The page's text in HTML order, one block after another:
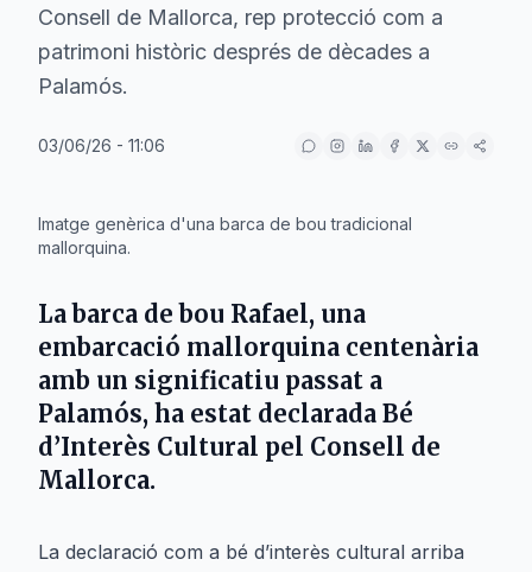
Consell de Mallorca, rep protecció com a
patrimoni històric després de dècades a
Palamós.
03/06/26 - 11:06
Imatge genèrica d'una barca de bou tradicional
mallorquina.
La barca de bou Rafael, una
embarcació mallorquina centenària
amb un significatiu passat a
Palamós, ha estat declarada Bé
d’Interès Cultural pel Consell de
Mallorca.
La declaració com a bé d’interès cultural arriba